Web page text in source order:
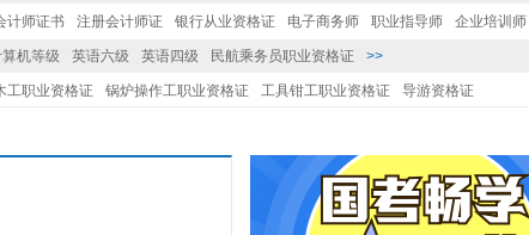
计师证书 注册会计师证 银行从业资格证 电子商务师 职业指导师
企业培训师
机等级 英语六级 英语四级 民航乘务员职业资格证 >>
工职业资格证 锅炉操作工职业资格证 工具钳工职业资格证
导游资格证